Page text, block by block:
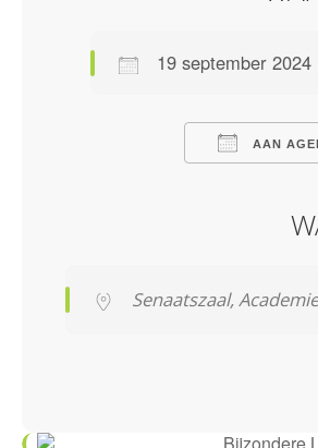
19 september
AAN
Senaatszaal,